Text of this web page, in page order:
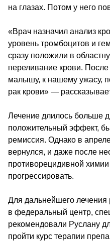
на глазах. Потом у него
«Врач назначил анализ
уровень тромбоцитов и
сразу положили в
переливание крови. После
малышу, к нашему ужасу,
рак крови» —
Лечение длилось больше
положительный эффект,
ремиссия. Однако в
вернулся, и даже после
противорецидивной
прогрессировать.
Для дальнейшего лечения
в федеральный центр,
рекомендовали Руслану
пройти курс терапии